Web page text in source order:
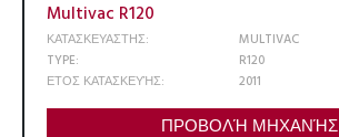
Multivac R120
ΚΑΤΑΣΚΕΥΑΣΤΗΣ:
MULTIVAC
TYPE:
R120
ΕΤΟΣ ΚΑΤΑΣΚΕΥΉΣ:
2011
ΠΡΟΒΟΛΉ ΜΗΧΑΝΉΣ